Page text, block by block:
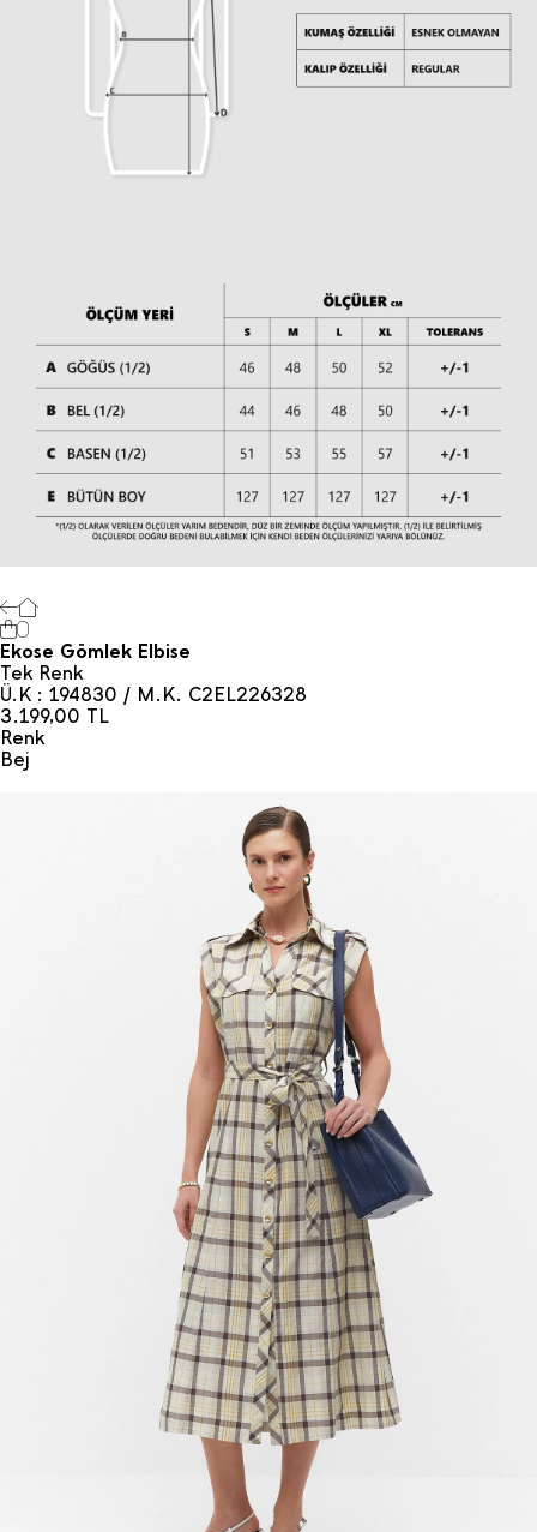
0
Ekose Gömlek Elbise
Tek Renk
Ü.K : 194830 / M.K. C2EL226328
3.199,00 TL
Renk
Bej